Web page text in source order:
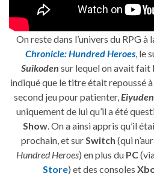
On reste dans l’univers du RPG à
Chronicle: Hundred Heroes, le
Suikoden sur lequel on avait fait
indiqué que le titre était repoussé à
second jeu pour patienter,
uniquement de lui qu’il a été
Show. On a ainsi appris qu’il
prochain, et sur Switch (qui
Hundred Heroes) en plus du PC
Store) et des consoles